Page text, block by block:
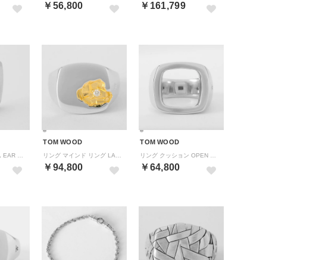
￥56,800 ￥161,799
TOM WOOD
￥94,800
TOM WOOD
￥64,800